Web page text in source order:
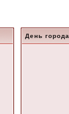
День